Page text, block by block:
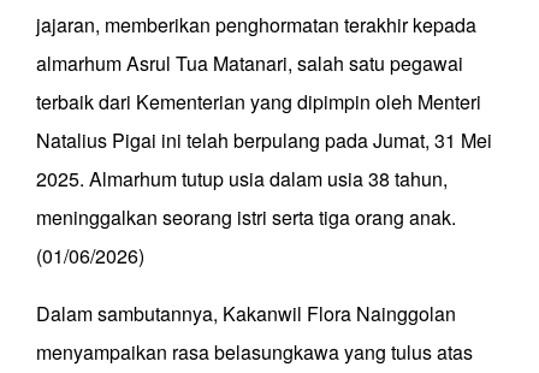
jajaran, memberikan penghormatan terakhir kepada
almarhum Asrul Tua Matanari, salah satu pegawai
terbaik dari Kementerian yang dipimpin oleh Menteri
Natalius Pigai ini telah berpulang pada Jumat, 31 Mei
2025. Almarhum tutup usia dalam usia 38 tahun,
meninggalkan seorang istri serta tiga orang anak.
(01/06/2026)
Dalam sambutannya, Kakanwil Flora Nainggolan
menyampaikan rasa belasungkawa yang tulus atas